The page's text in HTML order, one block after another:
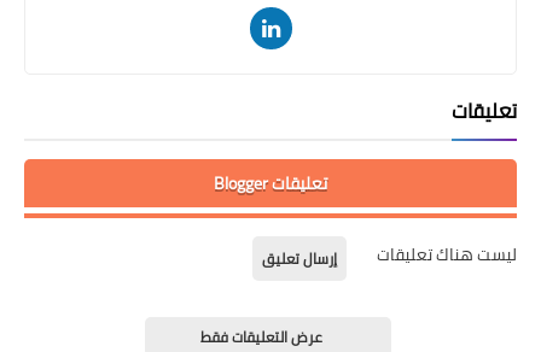
تعليقات
تعليقات Blogger
ليست هناك تعليقات إرسال تعليق
عرض التعليقات فقط